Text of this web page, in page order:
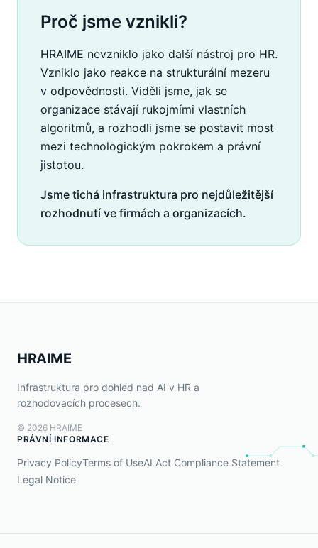
Proč jsme vznikli?
HRAIME nevzniklo jako další nástroj pro HR.
Vzniklo jako reakce na strukturální mezeru
v odpovědnosti. Viděli jsme, jak se
organizace stávají rukojmími vlastních
algoritmů, a rozhodli jsme se postavit most
mezi technologickým pokrokem a právní
jistotou.
Jsme tichá infrastruktura pro nejdůležitější
rozhodnutí ve firmách a organizacích.
HRAIME
Infrastruktura pro dohled nad AI v HR a
rozhodovacích procesech.
© 2026 HRAIME
PRÁVNÍ INFORMACE
Privacy PolicyTerms of UseAI Act Compliance Statement
Legal Notice